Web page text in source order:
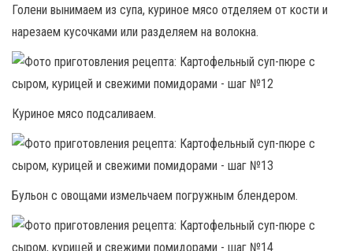
Голени вынимаем из супа, куриное мясо отделяем от кости и
нарезаем кусочками или разделяем на волокна.
Куриное мясо подсаливаем.
Бульон с овощами измельчаем погружным блендером.